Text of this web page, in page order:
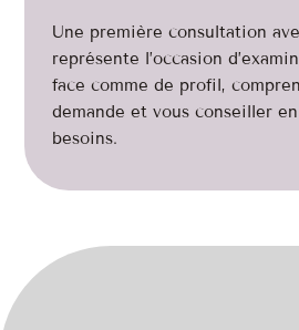
Une première consultation
représente l’occasion
face comme de profil,
demande et vous conseiller
besoins.